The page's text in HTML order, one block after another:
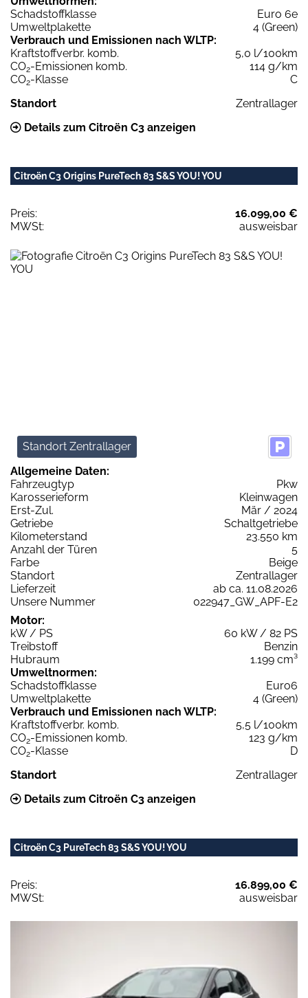
Schadstoffklasse
Euro 6e
Umweltplakette
4 (Green)
Verbrauch und Emissionen nach WLTP:
Kraftstoffverbr. komb.
5,0 l/100km
CO2-Emissionen komb.
114 g/km
CO2-Klasse
C
Standort
Zentrallager
Details zum Citroën C3 anzeigen
Citroën C3 Origins PureTech 83 S&S YOU! YOU
Preis:
16.099,00 €
MWSt:
ausweisbar
Standort Zentrallager
Allgemeine Daten:
Fahrzeugtyp
Pkw
Karosserieform
Kleinwagen
Erst-Zul.
Mär / 2024
Getriebe
Schaltgetriebe
Kilometerstand
23.550 km
Anzahl der Türen
5
Farbe
Beige
Standort
Zentrallager
Lieferzeit
ab ca. 11.08.2026
Unsere Nummer
022947_GW_APF-E2
Motor:
kW / PS
60 kW / 82 PS
Treibstoff
Benzin
Hubraum
1.199 cm³
Umweltnormen:
Schadstoffklasse
Euro6
Umweltplakette
4 (Green)
Verbrauch und Emissionen nach WLTP:
Kraftstoffverbr. komb.
5,5 l/100km
CO2-Emissionen komb.
123 g/km
CO2-Klasse
D
Standort
Zentrallager
Details zum Citroën C3 anzeigen
Citroën C3 PureTech 83 S&S YOU! YOU
Preis:
16.899,00 €
MWSt:
ausweisbar